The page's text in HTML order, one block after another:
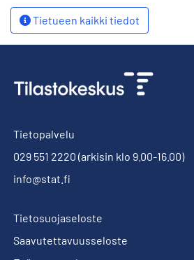
Tietueen kaikki tiedot
Tietopalvelu
029 551 2220 (arkisin klo 9.00-16.00)
info@stat.fi
Tietosuojaseloste
Saavutettavuusseloste